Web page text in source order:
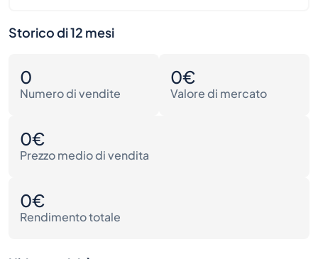
Storico di 12 mesi
0
Numero di vendite
0€
Valore di mercato
0€
Prezzo medio di vendita
0€
Rendimento totale